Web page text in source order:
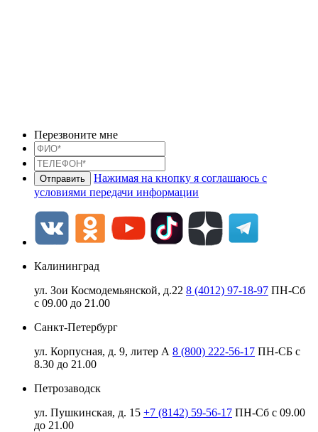
Перезвоните мне
Нажимая на кнопку я соглашаюсь с
условиями передачи информации
Калининград
ул. Зои Космодемьянской, д.22 8 (4012) 97-18-97 ПН-Сб
с 09.00 до 21.00
Санкт-Петербург
ул. Корпусная, д. 9, литер А 8 (800) 222-56-17 ПН-СБ с
8.30 до 21.00
Петрозаводск
ул. Пушкинская, д. 15 +7 (8142) 59-56-17 ПН-Сб с 09.00
до 21.00